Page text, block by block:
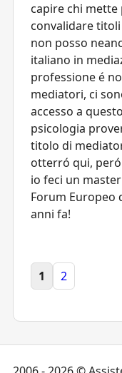
capire chi mette
convalidare
non posso
italiano in
professione é
mediatori, ci
accesso a
psicologia
titolo di
otterró qui, peró
io feci un
Forum Europeo
anni fa!
1 2